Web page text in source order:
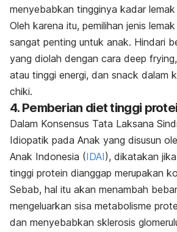
menyebabkan tingginya kadar lemak
Oleh karena itu, pemilihan jenis
sangat penting untuk anak. Hindari
yang diolah dengan cara deep frying
atau tinggi energi, dan snack dalam
chiki.
4. Pemberian diet tinggi
Dalam Konsensus Tata Laksana
Idiopatik pada Anak yang disusun
Anak Indonesia (IDAI), dikatakan
tinggi protein dianggap merupakan
Sebab, hal itu akan menambah
mengeluarkan sisa metabolisme
dan menyebabkan sklerosis